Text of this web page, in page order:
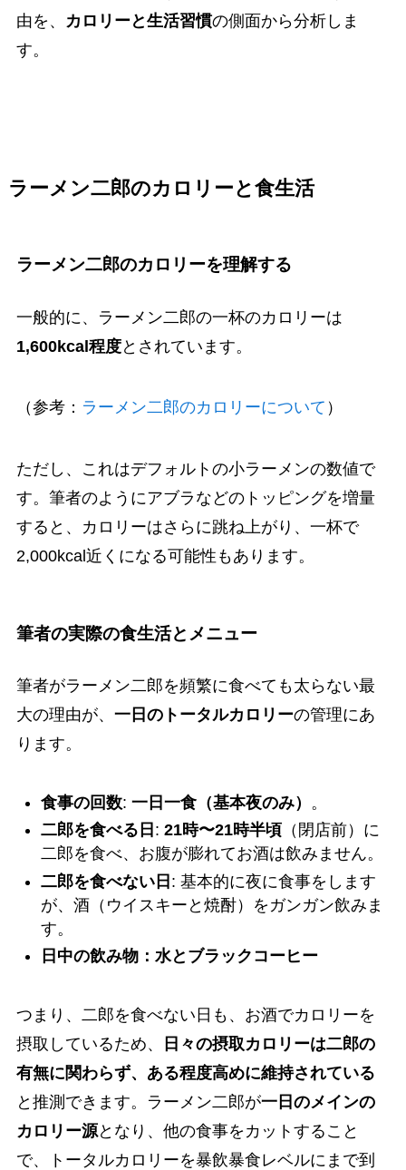
由を、
カロリーと生活習慣の側面から分析しま
す。
ラーメン二郎のカロリーと食生活
ラーメン二郎のカロリーを理解する
一般的に、ラーメン二郎の一杯のカロリーは
1,600kcal程度とされています。
（参考： ラーメン二郎のカロリーについて ）
ただし、これはデフォルトの小ラーメンの数値で
す。筆者のようにアブラなどのトッピングを増量
すると、カロリーはさらに跳ね上がり、一杯で
2,000kcal近くになる可能性もあります。
筆者の実際の食生活とメニュー
筆者がラーメン二郎を頻繁に食べても太らない最
大の理由が、 一日のトータルカロリーの管理にあ
ります。
食事の回数: 一日一食（基本夜のみ）
。
二郎を食べる日 : 21時〜21時半頃（閉店前）に
二郎を食べ、お腹が膨れてお酒は飲みません。
二郎を食べない日 : 基本的に夜に食事をします
が、酒（ウイスキーと焼酎）をガンガン飲みま
す。
日中の飲み物：水とブラックコーヒー
つまり、二郎を食べない日も、お酒でカロリーを
摂取しているため、
日々の摂取カロリーは二郎の
有無に関わらず、ある程度高めに維持されている
と推測できます。ラーメン二郎が一日のメインの
カロリー源となり、他の食事をカットすること
で、トータルカロリーを暴飲暴食レベルにまで到